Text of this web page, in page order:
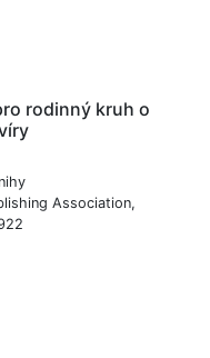
rodinný kruh o
Association,